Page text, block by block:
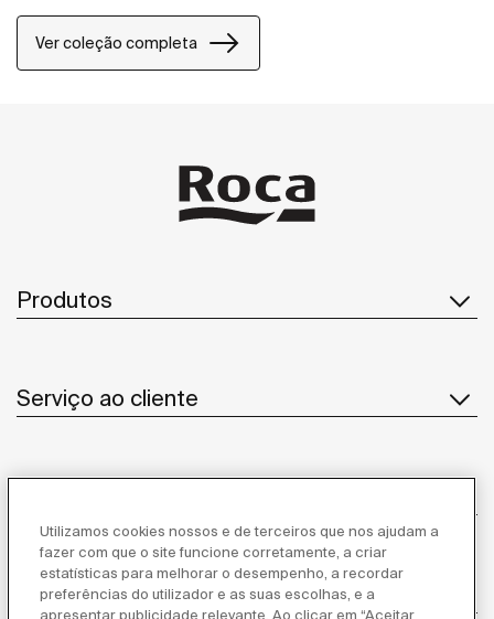
perfeito e sugestivo equilíbrio.
Ver coleção completa
Produtos
Serviço ao cliente
Inspiração
Utilizamos cookies nossos e de terceiros que nos ajudam a
fazer com que o site funcione corretamente, a criar
estatísticas para melhorar o desempenho, a recordar
preferências do utilizador e as suas escolhas, e a
apresentar publicidade relevante. Ao clicar em “Aceitar